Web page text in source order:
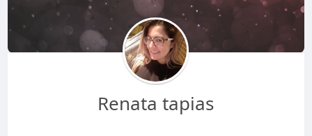
Renata tapias